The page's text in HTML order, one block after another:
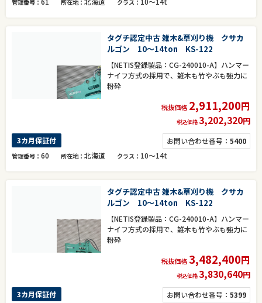
管理番号 所在地 クラス
タグチ認定中古 雑木&草刈り機 クサカ
ルゴン 10～14ton KS-122
【NETIS登録製品：CG-240010-A】ハンマー
ナイフ方式の採用で、雑木も竹やぶも強力に
粉砕
税抜価格 2,911,200円
税込価格3,202,320円
お問い合わせ番号： 5400
3カ月保証付
管理番号 60 所在地 北海道 クラス 10～14t
タグチ認定中古 雑木&草刈り機 クサカ
ルゴン 10～14ton KS-122
【NETIS登録製品：CG-240010-A】ハンマー
ナイフ方式の採用で、雑木も竹やぶも強力に
粉砕
税抜価格3,482,400円
税込価格3,830,640円
お問い合わせ番号： 5399
3カ月保証付